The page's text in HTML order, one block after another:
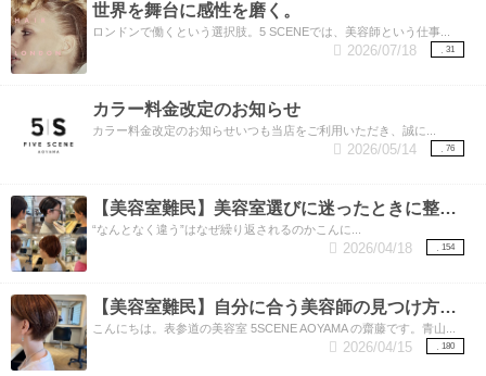
世界を舞台に感性を磨く。
ロンドンで働くという選択肢。5 SCENEでは、美容師という仕事...
31
2026/07/18
カラー料金改定のお知らせ
カラー料金改定のお知らせいつも当店をご利用いただき、誠に...
76
2026/05/14
【美容室難民】美容室選びに迷ったときに整理したいこと。
“なんとなく違う”はなぜ繰り返されるのかこんに...
154
2026/04/18
【美容室難民】自分に合う美容師の見つけ方と、しっくりくる理由。
こんにちは。表参道の美容室 5SCENE AOYAMA の齋藤です。青山...
180
2026/04/15